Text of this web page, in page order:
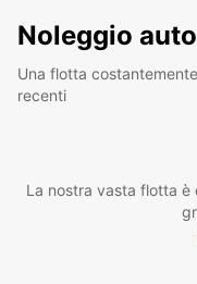
Noleggio
Una flotta
recenti
La nostra vasta flotta